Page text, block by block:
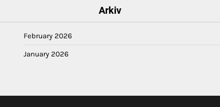
Arkiv
February 2026
January 2026